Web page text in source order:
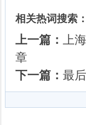
相关热词搜索：
上一篇：
上
章
下一篇： 最